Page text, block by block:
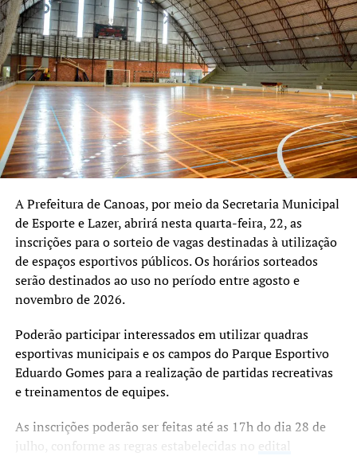
A Prefeitura de Canoas, por meio da Secretaria Municipal
de Esporte e Lazer, abrirá nesta quarta-feira, 22, as
inscrições para o sorteio de vagas destinadas à utilização
de espaços esportivos públicos. Os horários sorteados
serão destinados ao uso no período entre agosto e
novembro de 2026.
Poderão participar interessados em utilizar quadras
esportivas municipais e os campos do Parque Esportivo
Eduardo Gomes para a realização de partidas recreativas
e treinamentos de equipes.
As inscrições poderão ser feitas até as 17h do dia 28 de
julho, conforme as regras estabelecidas no edital